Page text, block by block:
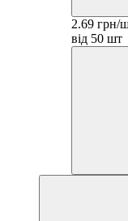
2.69 грн/
від 50 шт